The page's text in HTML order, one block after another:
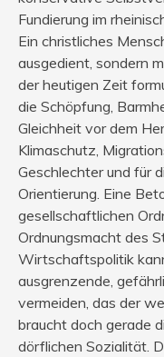
Fundierung im
Ein christliches
ausgedient, sondern
der heutigen Zeit
die Schöpfung,
Gleichheit vor dem
Klimaschutz,
Geschlechter und für
Orientierung. Eine
gesellschaftlichen
Ordnungsmacht des
Wirtschaftspolitik
ausgrenzende,
vermeiden, das der
braucht doch gerade
dörflichen Sozialität.